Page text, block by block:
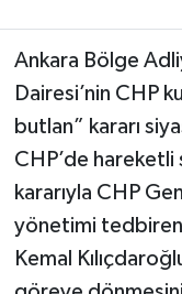
Ankara Bölge
Dairesi’nin CHP
butlan” kararı
CHP’de hareketli
kararıyla CHP
yönetimi tedbiren
Kemal